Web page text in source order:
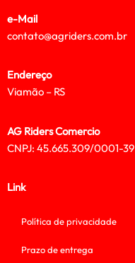
e-Mail
contato@agriders.com.br
Endereço
Viamão – RS
AG Riders Comercio
CNPJ: 45.665.309/0001-39
Link
Política de privacidade
Prazo de entrega